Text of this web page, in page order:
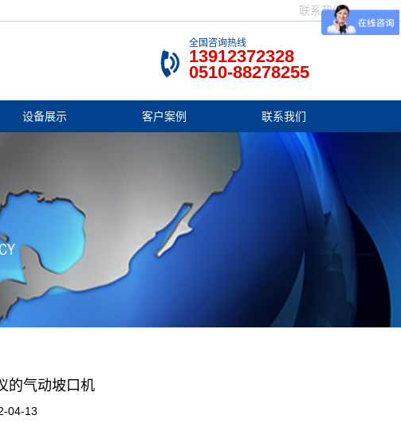
联系我们
全国咨询热线
13912372328
0510-88278255
设备展示 客户案例 联系我们
的气动坡口机
04-13